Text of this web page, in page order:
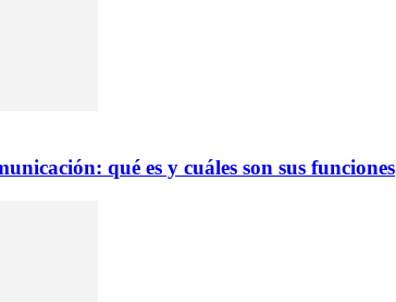
qué es y cuáles son sus funciones